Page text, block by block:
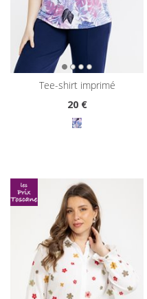
tee-shirt imprimé
20€